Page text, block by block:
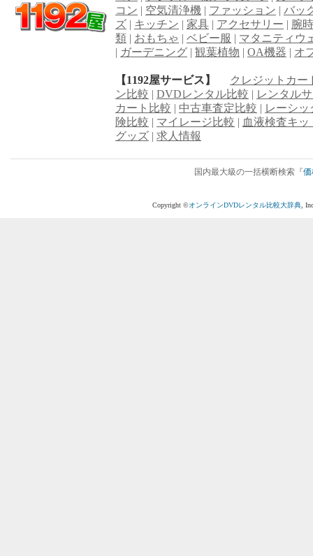
コン | 空気清浄機 | ファッション | バッ
ズ | キッチン | 家具 | アクセサリー | 腕
類 | おもちゃ | ベビー服 | マタニティウ
| ガーデニング | 観葉植物 | OA機器 | オ
【1192屋サービス】
クレジットカー
ン比較 | DVDレンタル比較 | レンタル
カート比較 | 中古車査定比較 | レーシッ
険比較 | マイレージ比較 | 血液検査キッ
グッズ | 求人情報
国内最大級の一括横断検索『価
Copyright ©オンラインDVDレンタル比較大辞典 ,